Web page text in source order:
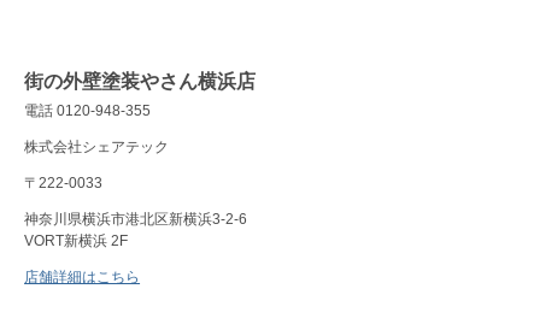
街の外壁塗装やさん横浜店
電話 0120-948-355
株式会社シェアテック
〒222-0033
神奈川県横浜市港北区新横浜3-2-6
VORT新横浜 2F
店舗詳細はこちら